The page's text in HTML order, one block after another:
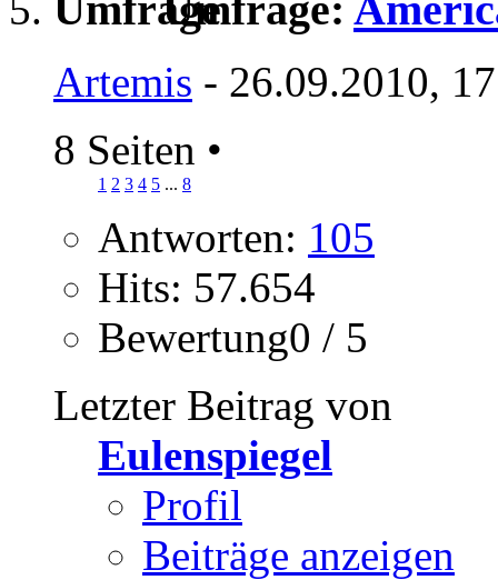
Artemis - 26.09.2010,
8 Seiten •
1 2 3 4 5 ... 8
Antworten: 105
Hits: 57.654
Bewertung0 / 5
Letzter Beitrag von
Eulenspiegel
Profil
Beiträge anzeigen